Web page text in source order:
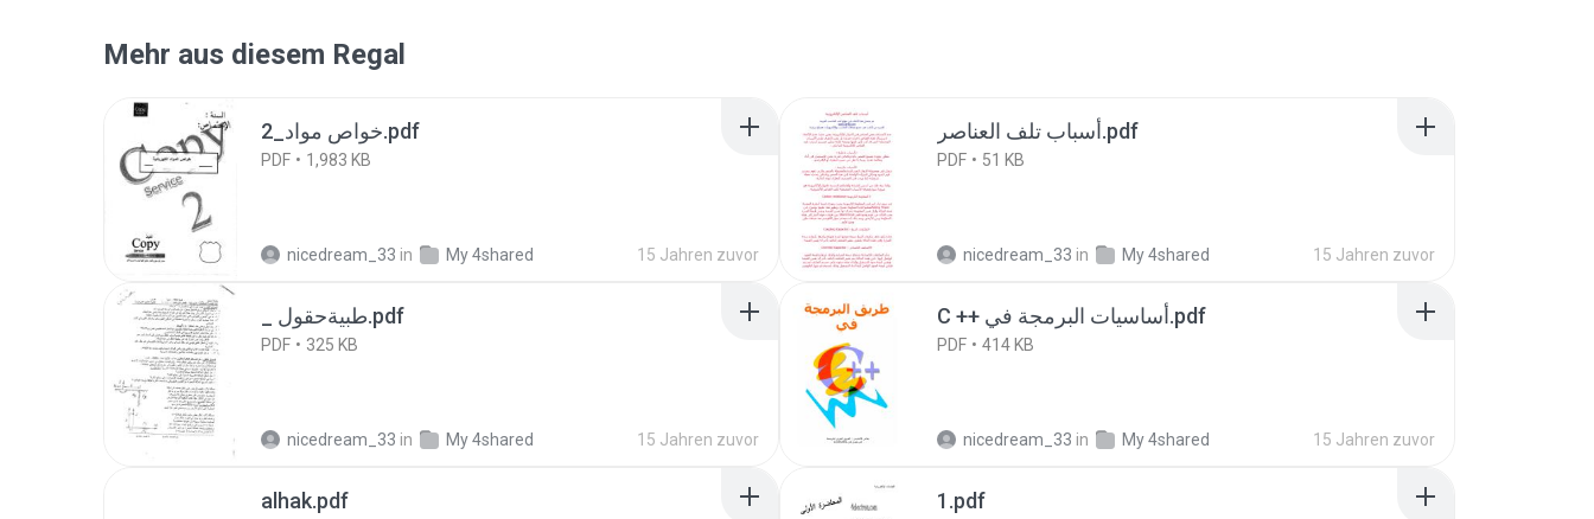
Mehr aus diesem Regal
خواص مواد_2.pdf
PDF 1,983 KB
nicedream_33 in My 4shared 15 Jahren zuvor
أسباب تلف العناصر.pdf
PDF 51 KB
nicedream_33 in My 4shared 15 Jahren zuvor
_ طبيةحقول.pdf
PDF 325 KB
nicedream_33 in My 4shared 15 Jahren zuvor
C ++ أساسيات البرمجة في.pdf
PDF 414 KB
nicedream_33 in My 4shared 15 Jahren zuvor
alhak.pdf 1.pdf